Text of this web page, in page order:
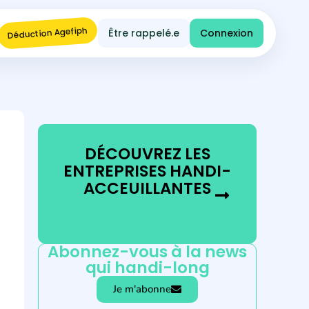
DÉCOUVREZ LES
ENTREPRISES HANDI-
ACCEUILLANTES
Abonnez-vous à la news
qui handi-long
Je m'abonne
Déduction Agefiph Être rappelé.e Connexion